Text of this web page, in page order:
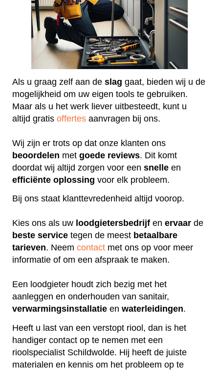
Als u graag zelf aan de slag gaat, bieden wij u de
mogelijkheid om uw eigen tools te gebruiken.
Maar als u het werk liever uitbesteedt, kunt u
altijd gratis offertes aanvragen bij ons.
Wij zijn er trots op dat onze klanten ons
beoordelen met goede reviews. Dit komt
doordat wij altijd zorgen voor een snelle en
efficiënte oplossing voor elk probleem.
Bij ons staat klanttevredenheid altijd voorop.
Kies ons als uw loodgietersbedrijf en ervaar de
beste service tegen de meest betaalbare
tarieven. Neem contact met ons op voor meer
informatie of om een afspraak te maken.
Een loodgieter houdt zich bezig met het
aanleggen en onderhouden van sanitair,
verwarmingsinstallatie en waterleidingen.
Heeft u last van een verstopt riool, dan is het
handiger contact op te nemen met een
rioolspecialist Schildwolde. Hij heeft de juiste
materialen en kennis om het probleem op te